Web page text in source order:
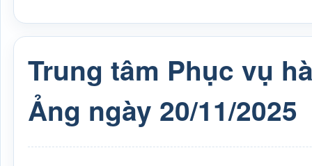
Trung tâm Phục vụ
Ảng ngày 20/11/2025